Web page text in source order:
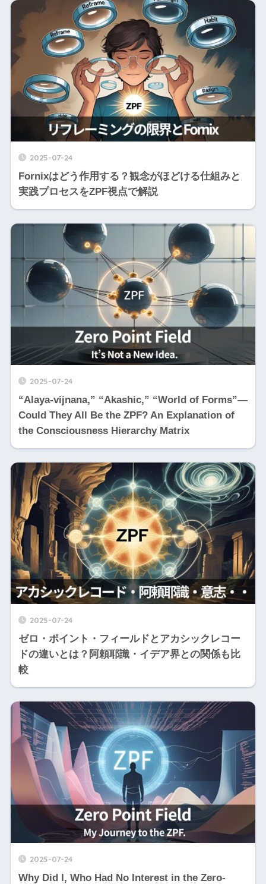
2025-07-24
Fornixはどう作用する？観念がほどける仕組みと
実践プロセスをZPF視点で解説
2025-07-24
“Alaya-vijnana,” “Akashic,” “World of Forms”—
Could They All Be the ZPF? An Explanation of
the Consciousness Hierarchy Matrix
2025-07-24
ゼロ・ポイント・フィールドとアカシックレコー
ドの違いとは？阿頼耶識・イデア界との関係も比
較
2025-07-24
Why Did I, Who Had No Interest in the Zero-